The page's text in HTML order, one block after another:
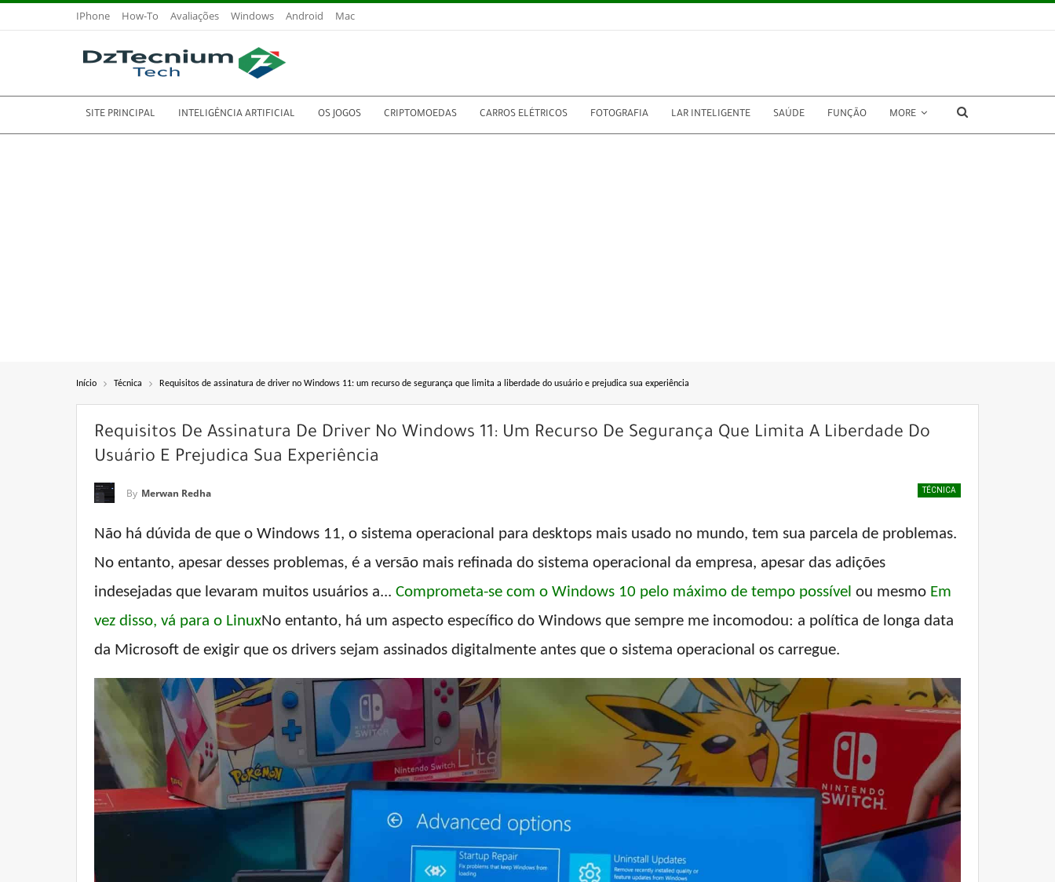
IPhone How-To Avaliações Windows Android Mac
SITE PRINCIPAL INTELIGÊNCIA ARTIFICIAL OS JOGOS CRIPTOMOEDAS CARROS ELÉTRICOS FOTOGRAFIA LAR INTELIGENTE SAÚDE FUNÇÃO MORE
Início Técnica Requisitos de assinatura de driver no Windows 11: um recurso de segurança que limita a liberdade do usuário e prejudica sua experiência
Requisitos De Assinatura De Driver No Windows 11: Um Recurso De Segurança Que Limita A Liberdade Do
Usuário E Prejudica Sua Experiência
TÉCNICA
By Merwan Redha
Não há dúvida de que o Windows 11, o sistema operacional para desktops mais usado no mundo, tem sua parcela de problemas.
No entanto, apesar desses problemas, é a versão mais refinada do sistema operacional da empresa, apesar das adições
indesejadas que levaram muitos usuários a... Comprometa-se com o Windows 10 pelo máximo de tempo possível ou mesmo Em
vez disso, vá para o LinuxNo entanto, há um aspecto específico do Windows que sempre me incomodou: a política de longa data
da Microsoft de exigir que os drivers sejam assinados digitalmente antes que o sistema operacional os carregue.